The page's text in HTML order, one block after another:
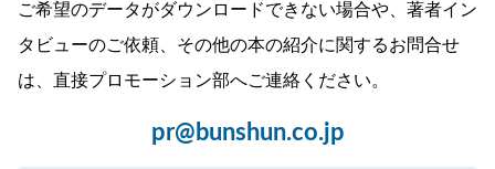
ご希望のデータがダウンロードできない場合や、著者イン
タビューのご依頼、その他の本の紹介に関するお問合せ
は、直接プロモーション部へご連絡ください。
pr@bunshun.co.jp